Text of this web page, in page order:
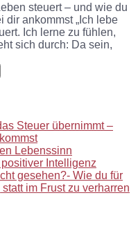
steuert – und wie du
dir ankommst „Ich lebe
Ich lerne zu fühlen,
sich durch: Da sein,
Steuer übernimmt –
Lebenssinn
Intelligenz
gesehen?- Wie du für
im Frust zu verharren